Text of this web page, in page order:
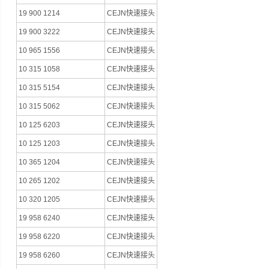
19 900 1214 CEJN快速接头
19 900 3222 CEJN快速接头
10 965 1556 CEJN快速接头
10 315 1058 CEJN快速接头
10 315 5154 CEJN快速接头
10 315 5062 CEJN快速接头
10 125 6203 CEJN快速接头
10 125 1203 CEJN快速接头
10 365 1204 CEJN快速接头
10 265 1202 CEJN快速接头
10 320 1205 CEJN快速接头
19 958 6240 CEJN快速接头
19 958 6220 CEJN快速接头
19 958 6260 CEJN快速接头